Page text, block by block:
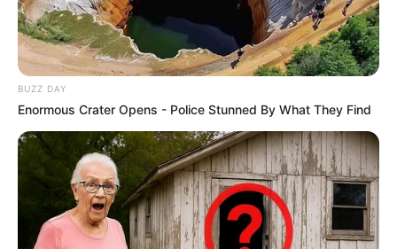
BUZZ DAY
Enormous Crater Opens - Police Stunned By What They Find